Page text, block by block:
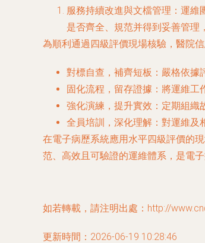
服務持續改進與文檔管理 ：運
是否齊全、規范并得到妥善管理
為順利通過四級評價現場核驗，醫院
對標自查，補齊短板 ：嚴格依據
固化流程，留存證據 ：將運維
強化演練，提升實效 ：定期組
全員培訓，深化理解 ：對運維
在電子病歷系統應用水平四級評價的
范、高效且可驗證的運維體系，是電
如若轉載，請注明出處：http://
更新時間：2026-06-19 10:28:46